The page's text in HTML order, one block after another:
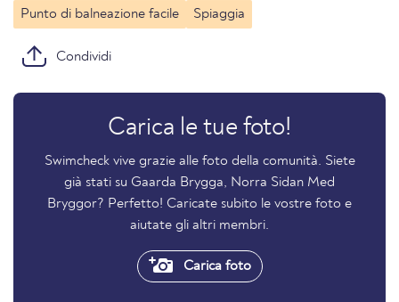
Punto di balneazione facile Spiaggia
Condividi
Carica le tue foto!
Swimcheck vive grazie alle foto della comunità. Siete
già stati su Gaarda Brygga, Norra Sidan Med
Bryggor? Perfetto! Caricate subito le vostre foto e
aiutate gli altri membri.
Carica foto